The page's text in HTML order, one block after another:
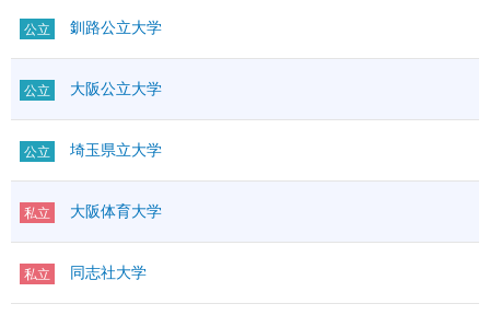
公立 釧路公立大学
公立 大阪公立大学
公立 埼玉県立大学
私立 大阪体育大学
私立 同志社大学